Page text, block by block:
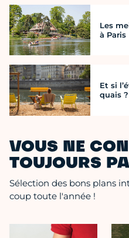
Les
à Paris
Et si
quais ?
VOUS NE
TOUJOURS
Sélection des bons plans
coup toute l'année !